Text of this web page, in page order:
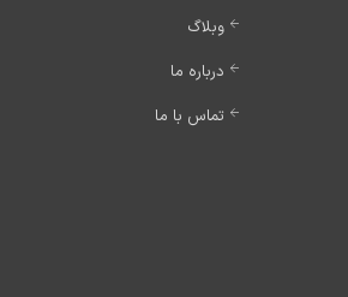
وبلاگ
درباره ما
تماس با ما